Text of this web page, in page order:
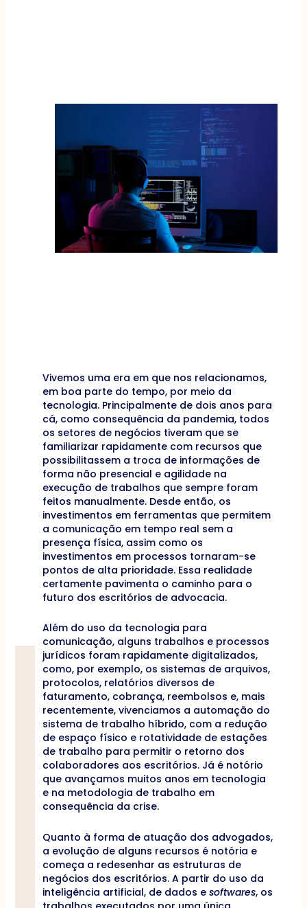
Vivemos uma era em que nos relacionamos,
em boa parte do tempo, por meio da
tecnologia. Principalmente de dois anos para
cá, como consequência da pandemia, todos
os setores de negócios tiveram que se
familiarizar rapidamente com recursos que
possibilitassem a troca de informações de
forma não presencial e agilidade na
execução de trabalhos que sempre foram
feitos manualmente. Desde então, os
investimentos em ferramentas que permitem
a comunicação em tempo real sem a
presença física, assim como os
investimentos em processos tornaram-se
pontos de alta prioridade. Essa realidade
certamente pavimenta o caminho para o
futuro dos escritórios de advocacia.
Além do uso da tecnologia para
comunicação, alguns trabalhos e processos
jurídicos foram rapidamente digitalizados,
como, por exemplo, os sistemas de arquivos,
protocolos, relatórios diversos de
faturamento, cobrança, reembolsos e, mais
recentemente, vivenciamos a automação do
sistema de trabalho híbrido, com a redução
de espaço físico e rotatividade de estações
de trabalho para permitir o retorno dos
colaboradores aos escritórios. Já é notório
que avançamos muitos anos em tecnologia
e na metodologia de trabalho em
consequência da crise.
Quanto à forma de atuação dos advogados,
a evolução de alguns recursos é notória e
começa a redesenhar as estruturas de
negócios dos escritórios. A partir do uso da
inteligência artificial, de dados e softwares, os